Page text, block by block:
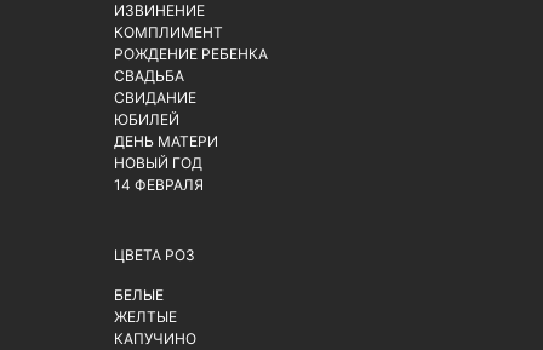
ИЗВИНЕНИЕ
КОМПЛИМЕНТ
РОЖДЕНИЕ РЕБЕНКА
СВАДЬБА
СВИДАНИЕ
ЮБИЛЕЙ
ДЕНЬ МАТЕРИ
НОВЫЙ ГОД
14 ФЕВРАЛЯ
ЦВЕТА РОЗ
БЕЛЫЕ
ЖЕЛТЫЕ
КАПУЧИНО